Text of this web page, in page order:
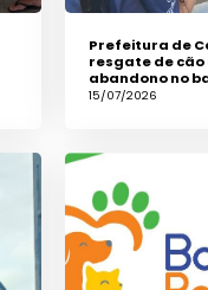
Prefeitura de
resgate de cão
abandono no
15/07/2026